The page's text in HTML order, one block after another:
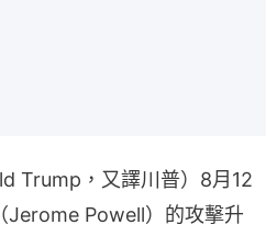
Trump，又譯川普）8月12
Jerome Powell）的攻擊升